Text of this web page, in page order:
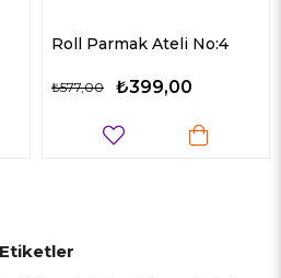
Ateli No:4 Roll Siyah
₺384,00
Etiketler